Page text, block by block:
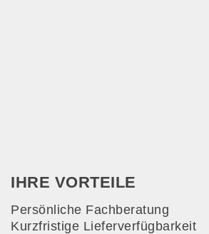
IHRE VORTEILE
Persönliche Fachberatung
Kurzfristige Lieferverfügbarkeit